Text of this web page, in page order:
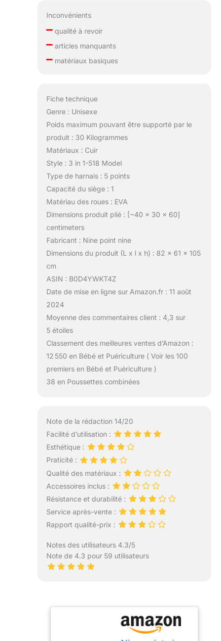
Inconvénients
–qualité à revoir
–articles manquants
–matériaux basiques
Fiche technique
Genre : Unisexe
Poids maximum pouvant être supporté par le
produit : 30 Kilogrammes
Matériaux : Cuir
Style : 3 in 1-518 Model
Type de harnais : 5 points
Capacité du siège : 1
Matériau des roues : EVA
Dimensions produit plié : [~40 x 30 x 60]
centimeters
Fabricant : Nine point nine
Dimensions du produit (L x l x h) : 82 x 61 x 105
cm
ASIN : B0D4YWKT4Z
Date de mise en ligne sur Amazon.fr : 11 août
2024
Moyenne des commentaires client : 4,3 sur
5 étoiles
Classement des meilleures ventes d’Amazon :
12 550 en Bébé et Puériculture ( Voir les 100
premiers en Bébé et Puériculture )
38 en Poussettes combinées
Note de la rédaction 14/20
Facilité d’utilisation :
Esthétique :
Praticité :
Qualité des matériaux :
Accessoires inclus :
Résistance et durabilité :
Service après-vente :
Rapport qualité-prix :
Notes des utilisateurs 4.3/5
Note de 4.3 pour 59 utilisateurs